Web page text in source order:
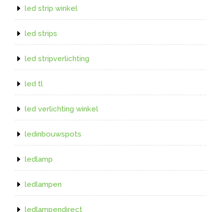
led strip winkel
led strips
led stripverlichting
led tl
led verlichting winkel
ledinbouwspots
ledlamp
ledlampen
ledlampendirect